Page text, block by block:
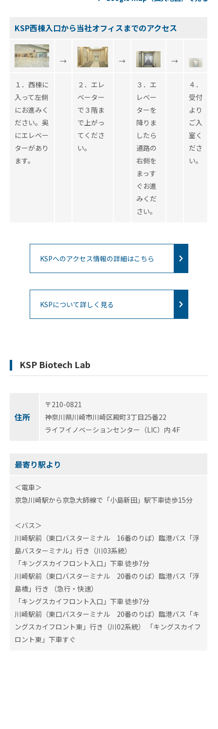
支
援
再
生・
細胞
産業
化支
援
KSP西棟入口から当社オフィスまでのアクセス
→ → →
１．西棟に
入って左側
にお進みく
ださい。奥
にエレベー
ターがあり
ます。
２．エレ
ベーター
で３階ま
で上がっ
てくださ
い。
３．エ
レベー
ターを
降りま
したら
通路の
右側を
まっす
ぐお進
みくだ
さい。
４．
受付
より
ご入
室く
ださ
い。
KSPへのアクセス情報の詳細はこちら
KSPについて詳しく見る
KSP Biotech Lab
住所
〒210-0821
神奈川県川崎市川崎区殿町3丁目25番22
ライフイノベーションセンター（LIC）内 4F
最寄り駅より
＜電車＞
京急川崎駅から京急大師線で「小島新田」駅下車徒歩15分
＜バス＞
川崎駅前（東口バスターミナル 16番のりば）臨港バス「浮
島バスターミナル」行き（川03系統）
「キングスカイフロント入口」下車 徒歩7分
川崎駅前（東口バスターミナル 20番のりば）臨港バス「浮
島橋」行き （急行・快速）
「キングスカイフロント入口」下車 徒歩7分
川崎駅前（東口バスターミナル 20番のりば）臨港バス「キ
ングスカイフロント東」行き（川02系統） 「キングスカイフ
ロント東」下車すぐ